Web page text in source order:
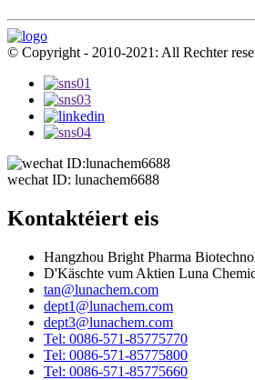
© Copyright - 2010-2021: All Rechter
wechat ID: lunachem6688
Kontaktéiert eis
Hangzhou Bright Pharma
D'Käschte vum Aktien Luna
tan@lunachem.com
dept1@lunachem.com
dept3@lunachem.com
Tel: 0086-571-85775770
Tel: 0086-571-85775800
Tel: 0086-571-85775660